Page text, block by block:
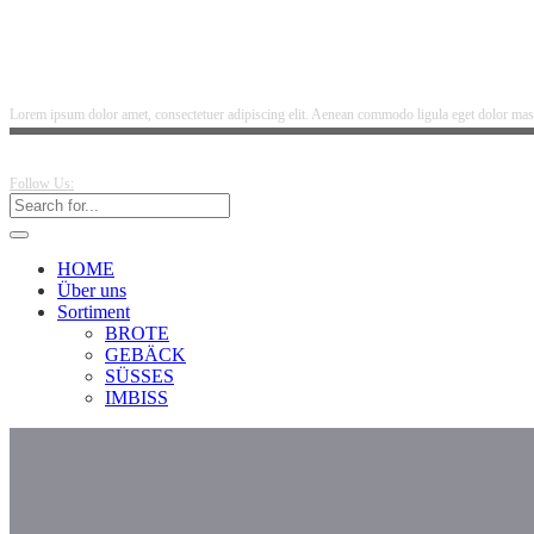
Lorem ipsum dolor amet, consectetuer adipiscing elit. Aenean commodo ligula eget dolor
Follow Us:
HOME
Über uns
Sortiment
BROTE
GEBÄCK
SÜSSES
IMBISS